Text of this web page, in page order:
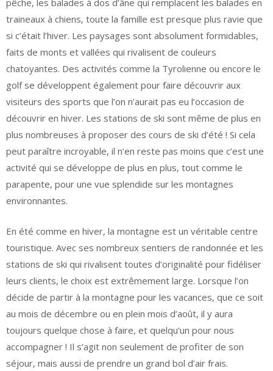
pêche, les balades à dos d’âne qui remplacent les balades en
traineaux à chiens, toute la famille est presque plus ravie que
si c’était l’hiver. Les paysages sont absolument formidables,
faits de monts et vallées qui rivalisent de couleurs
chatoyantes. Des activités comme la Tyrolienne ou encore le
golf se développent également pour faire découvrir aux
visiteurs des sports que l’on n’aurait pas eu l’occasion de
découvrir en hiver. Les stations de ski sont même de plus en
plus nombreuses à proposer des cours de ski d’été ! Si cela
peut paraître incroyable, il n’en reste pas moins que c’est une
activité qui se développe de plus en plus, tout comme le
parapente, pour une vue splendide sur les montagnes
environnantes.
En été comme en hiver, la montagne est un véritable centre
touristique. Avec ses nombreux sentiers de randonnée et les
stations de ski qui rivalisent toutes d’originalité pour fidéliser
leurs clients, le choix est extrêmement large. Lorsque l’on
décide de partir à la montagne pour les vacances, que ce soit
au mois de décembre ou en plein mois d’août, il y aura
toujours quelque chose à faire, et quelqu’un pour nous
accompagner ! Il s’agit non seulement de profiter de son
séjour, mais aussi de prendre un grand bol d’air frais.